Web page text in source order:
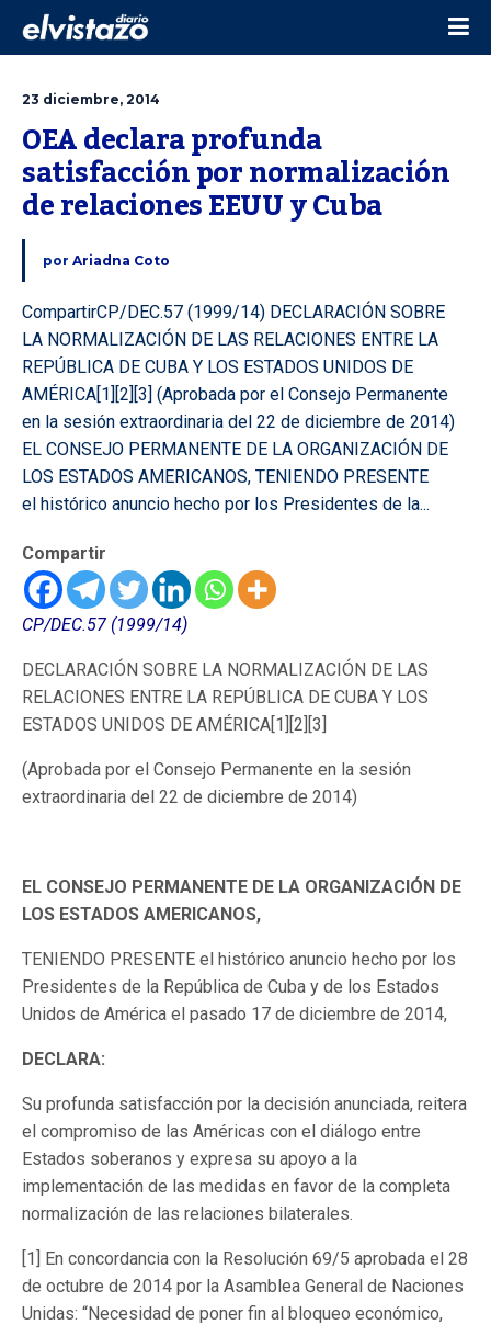
23 diciembre, 2014
OEA declara profunda
satisfacción por normalización
de relaciones EEUU y Cuba
por Ariadna Coto
CompartirCP/DEC.57 (1999/14) DECLARACIÓN SOBRE
LA NORMALIZACIÓN DE LAS RELACIONES ENTRE LA
REPÚBLICA DE CUBA Y LOS ESTADOS UNIDOS DE
AMÉRICA[1][2][3] (Aprobada por el Consejo Permanente
en la sesión extraordinaria del 22 de diciembre de 2014)
EL CONSEJO PERMANENTE DE LA ORGANIZACIÓN DE
LOS ESTADOS AMERICANOS, TENIENDO PRESENTE
el histórico anuncio hecho por los Presidentes de la...
Compartir
CP/DEC.57 (1999/14)
DECLARACIÓN SOBRE LA NORMALIZACIÓN DE LAS
RELACIONES ENTRE LA REPÚBLICA DE CUBA Y LOS
ESTADOS UNIDOS DE AMÉRICA[1][2][3]
(Aprobada por el Consejo Permanente en la sesión
extraordinaria del 22 de diciembre de 2014)
EL CONSEJO PERMANENTE DE LA ORGANIZACIÓN DE
LOS ESTADOS AMERICANOS,
TENIENDO PRESENTE el histórico anuncio hecho por los
Presidentes de la República de Cuba y de los Estados
Unidos de América el pasado 17 de diciembre de 2014,
DECLARA:
Su profunda satisfacción por la decisión anunciada, reitera
el compromiso de las Américas con el diálogo entre
Estados soberanos y expresa su apoyo a la
implementación de las medidas en favor de la completa
normalización de las relaciones bilaterales.
[1] En concordancia con la Resolución 69/5 aprobada el 28
de octubre de 2014 por la Asamblea General de Naciones
Unidas: “Necesidad de poner fin al bloqueo económico,